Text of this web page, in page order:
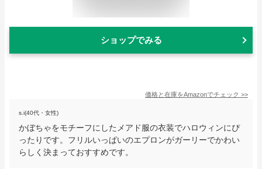
ショップでみる
価格と在庫をAmazonでチェック >>
s.i(40代・女性)
かぼちゃをモチーフにしたメアド服の衣装でハロウィンにぴ
ったりです。フリルいっぱいのエプロンがガーリーでかわい
らしく決まっておすすめです。